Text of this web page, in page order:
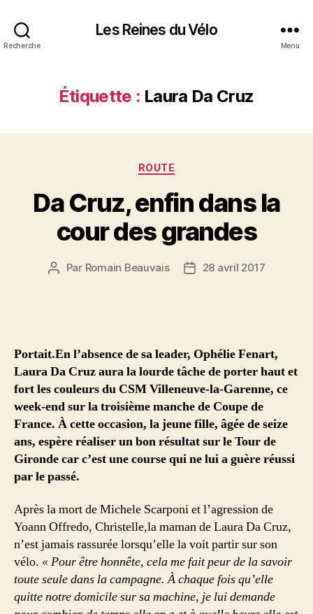
Recherche
Les Reines du Vélo
Menu
Étiquette : Laura Da Cruz
Catégories
ROUTE
Da Cruz, enfin dans la
cour des grandes
Auteur
Par Romain Beauvais
Date28 avril 2017
Portait.En l’absence de sa leader, Ophélie Fenart,
Laura Da Cruz aura la lourde tâche de porter haut et
fort les couleurs du CSM Villeneuve-la-Garenne, ce
week-end sur la troisième manche de Coupe de
France. À cette occasion, la jeune fille, âgée de seize
ans, espère réaliser un bon résultat sur le Tour de
Gironde car c’est une course qui ne lui a guère réussi
par le passé.
Après la mort de Michele Scarponi et l’agression de
Yoann Offredo, Christelle,la maman de Laura Da Cruz,
n’est jamais rassurée lorsqu’elle la voit partir sur son
vélo. « Pour être honnête, cela me fait peur de la savoir
toute seule dans la campagne. À chaque fois qu’elle
quitte notre domicile sur sa machine, je lui demande